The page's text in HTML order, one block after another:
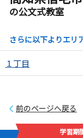
の公文式教室
さらに以下よりエリ
１丁目
前のページへ戻る
学習期